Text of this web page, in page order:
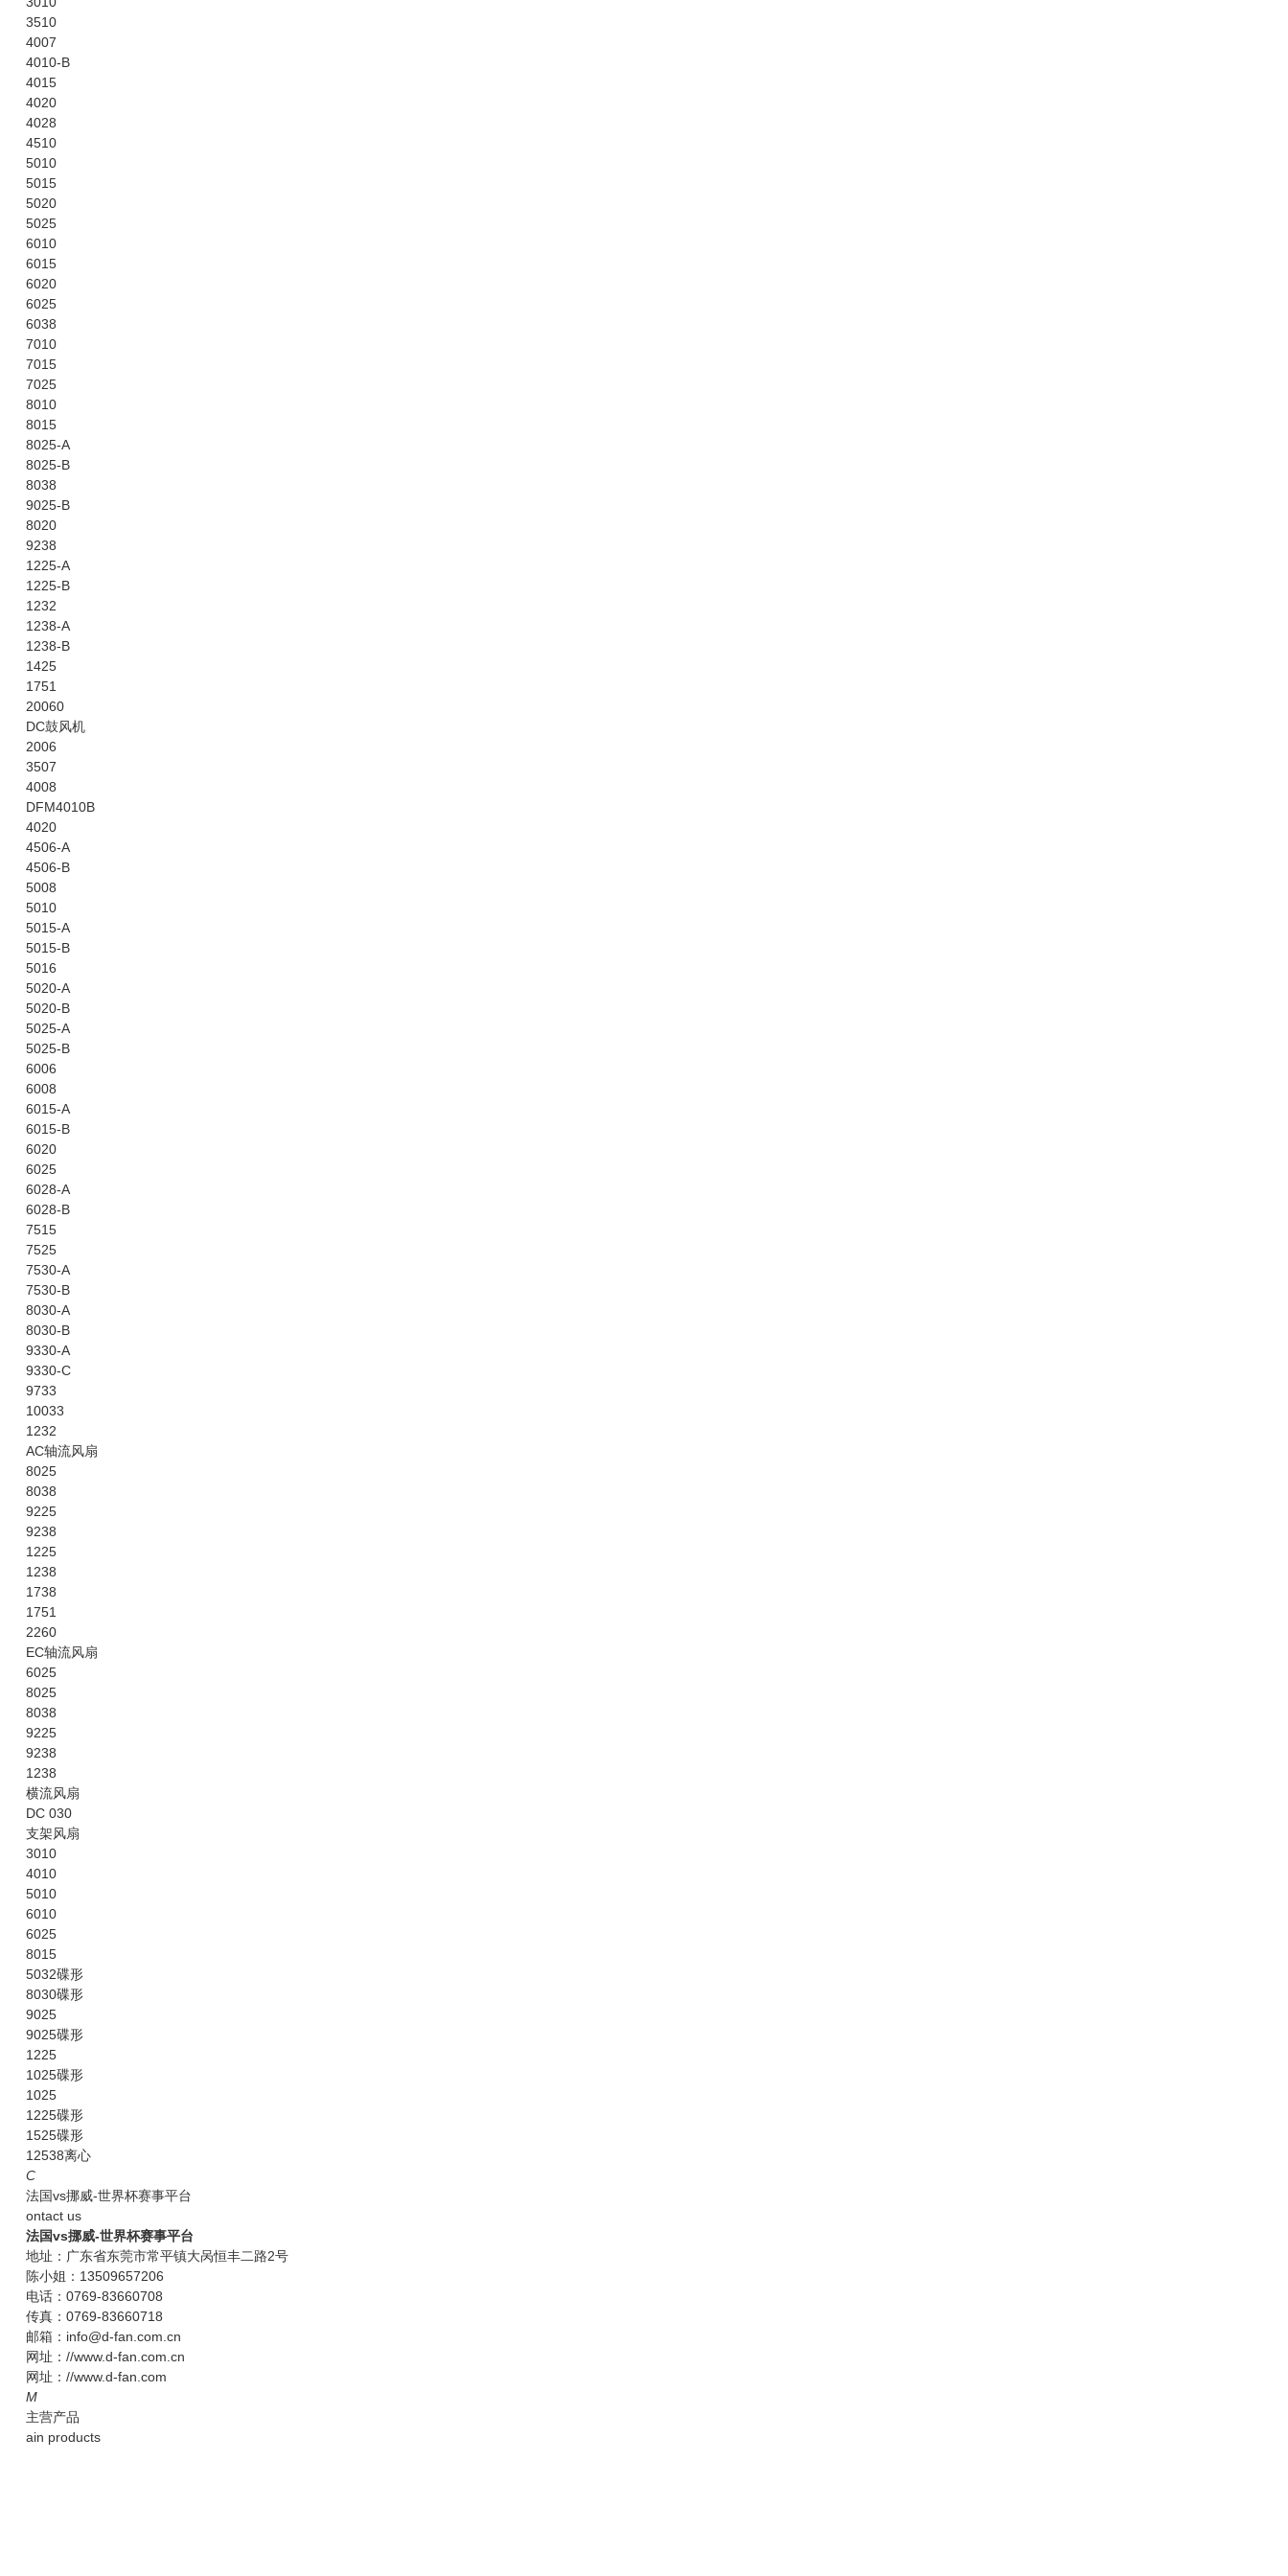
3510
4007
4010-B
4015
4020
4028
4510
5010
5015
5020
5025
6010
6015
6020
6025
6038
7010
7015
7025
8010
8015
8025-A
8025-B
8038
9025-B
8020
9238
1225-A
1225-B
1232
1238-A
1238-B
1425
1751
20060
DC鼓风机
2006
3507
4008
DFM4010B
4020
4506-A
4506-B
5008
5010
5015-A
5015-B
5016
5020-A
5020-B
5025-A
5025-B
6006
6008
6015-A
6015-B
6020
6025
6028-A
6028-B
7515
7525
7530-A
7530-B
8030-A
8030-B
9330-A
9330-C
9733
10033
1232
AC轴流风扇
8025
8038
9225
9238
1225
1238
1738
1751
2260
EC轴流风扇
6025
8025
8038
9225
9238
1238
横流风扇
DC 030
支架风扇
3010
4010
5010
6010
6025
8015
5032碟形
8030碟形
9025
9025碟形
1225
1025碟形
1025
1225碟形
1525碟形
12538离心
C
法国vs挪威-世界杯赛事平台
ontact us
法国vs挪威-世界杯赛事平台
地址：广东省东莞市常平镇大呙恒丰二路2号
陈小姐：13509657206
电话：0769-83660708
传真：0769-83660718
邮箱：info@d-fan.com.cn
网址：//www.d-fan.com.cn
网址：//www.d-fan.com
M
主营产品
ain products